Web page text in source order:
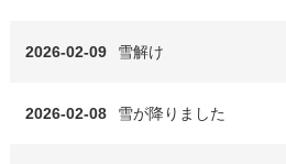
2026-02-09 雪解け
2026-02-08 雪が降りました